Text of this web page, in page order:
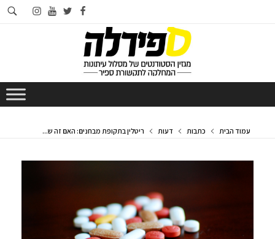
facebook
twitter
youtube
instagram
עמוד הבית כתבות דעות ריטלין בתקופת מבחנים: האם זה ש...